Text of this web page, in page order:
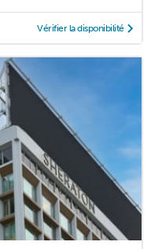
Vérifier la disponibilité